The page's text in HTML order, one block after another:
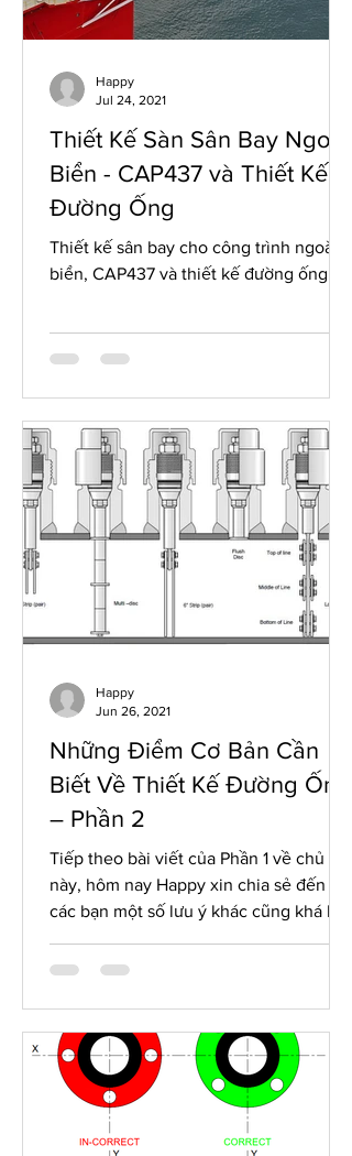
Thiết Kế Sàn Sân Bay Ngoài
Biển - CAP437 và Thiết Kế
Đường Ống
Thiết kế sân bay cho công trình ngoài
biển, CAP437 và thiết kế đường ống
Happy
Jul 24, 2021
Những Điểm Cơ Bản Cần
Biết Về Thiết Kế Đường Ống
– Phần 2
Tiếp theo bài viết của Phần 1 về chủ đề
này, hôm nay Happy xin chia sẻ đến
các bạn một số lưu ý khác cũng khá bổ
Happy
Jun 26, 2021